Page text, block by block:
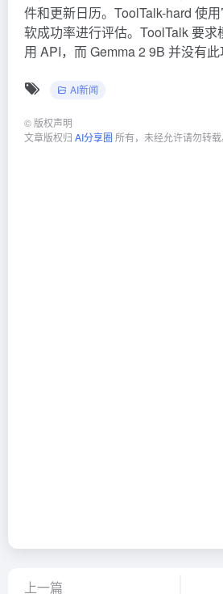
件和更新日历。ToolTalk-hard 使
软成功率进行评估。ToolTalk 要
用 API，而 Gemma 2 9B 并没有此
AI新闻
© 版权声明
文章版权归 AI分享圈 所有，未经允许请勿转载
上一篇